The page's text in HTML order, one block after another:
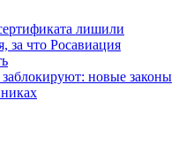
лишили
за что Росавиация
новые законы